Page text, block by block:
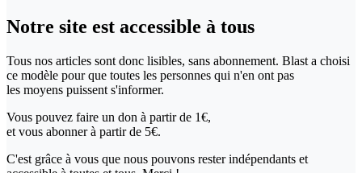
Notre site est accessible à tous
Tous nos articles sont donc lisibles, sans abonnement. Blast a choisi
ce modèle pour que toutes les personnes qui n'en ont pas
les moyens puissent s'informer.
Vous pouvez faire un don à partir de 1€,
et vous abonner à partir de 5€.
C'est grâce à vous que nous pouvons rester indépendants et